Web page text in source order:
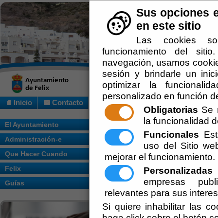
Sus opciones
en este sitio
Las cookies
funcionamiento del
navegación, usamos
sesión y brindarle un
optimizar la
personalizado en función
Obligatorias Se
la funcionalidad
Funcionales
uso del Sitio
mejorar el funcionamiento.
Personalizadas
empresas
relevantes para sus
Si quiere inhabilitar las
Inicio Contacto
El Ayuntamiento
Administración-e
Que Hacer Cuando
Felix
Guías
Usted se encuentra aquí:Inicio //
Escuchar
EDICTO
Ayuntamiento de
Secretaría